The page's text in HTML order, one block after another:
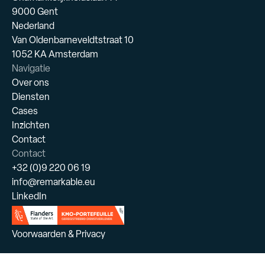
9000 Gent
Nederland
Van Oldenbarneveldtstraat 10
1052 KA Amsterdam
Navigatie
Over ons
Diensten
Cases
Inzichten
Contact
Contact
+32 (0)9 220 06 19
info@remarkable.eu
LinkedIn
Voorwaarden & Privacy